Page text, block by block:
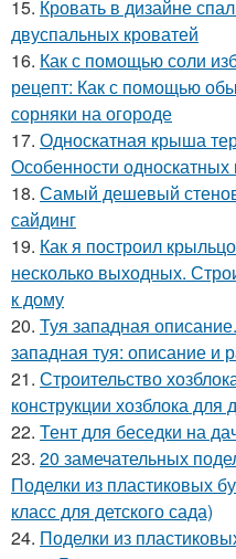
15. Кровать в дизайне
двуспальных кроватей
16. Как с помощью соли
рецепт: Как с помощью
сорняки на огороде
17. Односкатная крыша
Особенности
18. Самый дешевый
сайдинг
19. Как я построил
несколько выходных.
к дому
20. Туя западная
западная туя: описание и
21. Строительство
конструкции хозблока для
22. Тент для беседки на
23. 20 замечательных
Поделки из пластиковых
класс для детского сада)
24. Поделки из